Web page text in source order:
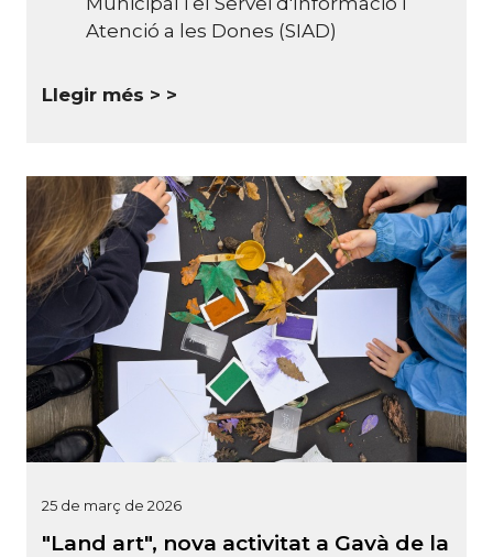
Atenció a les Dones (SIAD)
Llegir més >
25 de març de 2026
"Land art", nova activitat a Gavà de la